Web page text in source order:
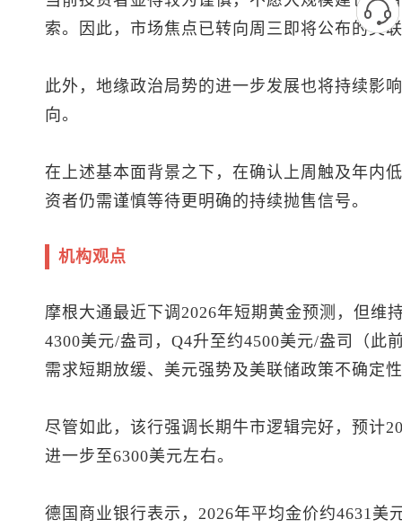
索。因此，市场焦点已转向周三即将公布的美
此外，地缘政治局势的进一步发展也将持续影
向。
在上述基本面背景之下，在确认上周触及年内
资者仍需谨慎等待更明确的持续抛售信号。
机构观点
摩根大通最近下调2026年短期黄金预测，但维
4300美元/盎司，Q4升至约4500美元/盎司（此
需求短期放缓、美元强势及美联储政策不确定
尽管如此，该行强调长期牛市逻辑完好，预计
进一步至6300美元左右。
德国商业银行表示，2026年平均金价约4631美